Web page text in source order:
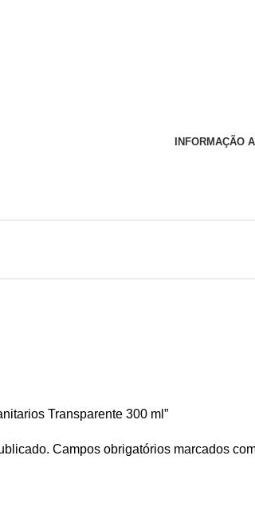
INFORMAÇÃO
Transparente 300 ml”
Campos obrigatórios marcados